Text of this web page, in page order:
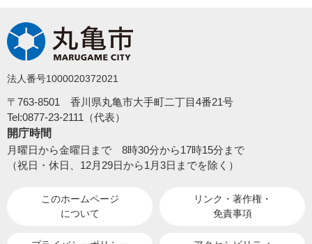
法人番号1000020372021
〒763-8501 香川県丸亀市大手町二丁目4番21号
Tel:0877-23-2111（代表）
開庁時間
月曜日から金曜日まで 8時30分から17時15分まで
（祝日・休日、12月29日から1月3日までを除く）
このホームページ
について
リンク・著作権・
免責事項